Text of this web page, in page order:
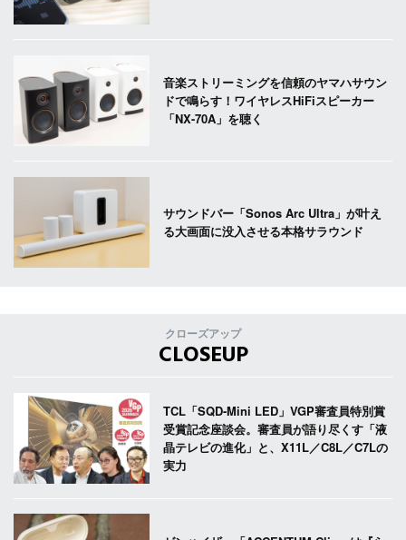
音楽ストリーミングを信頼のヤマハサウン
ドで鳴らす！ワイヤレスHiFiスピーカー
「NX-70A」を聴く
サウンドバー「Sonos Arc Ultra」が叶え
る大画面に没入させる本格サラウンド
クローズアップ
CLOSEUP
TCL「SQD-Mini LED」VGP審査員特別賞
受賞記念座談会。審査員が語り尽くす「液
晶テレビの進化」と、X11L／C8L／C7Lの
実力